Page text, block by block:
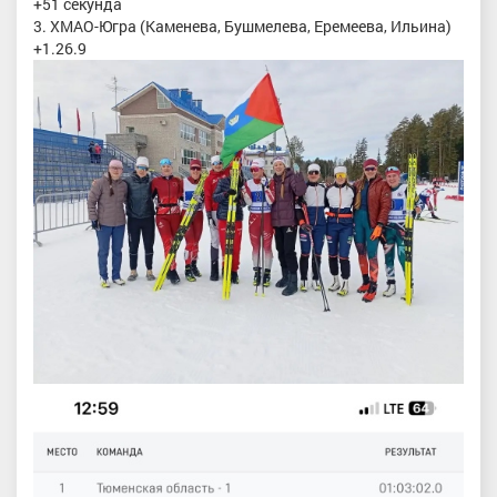
3. ХМАО-Югра (Каменева, Бушмелева, Еремеева, Ильина)
+1.26.9